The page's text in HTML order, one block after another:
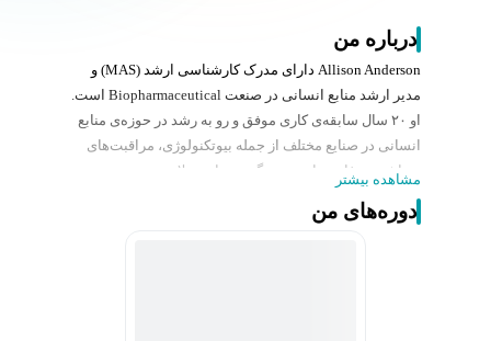
درباره من
Allison Anderson دارای مدرک کارشناسی ارشد (MAS) و
مدیر ارشد منابع انسانی در صنعت Biopharmaceutical است.
او ۲۰ سال سابقه‌ی کاری موفق و رو به رشد در حوزه‌ی منابع
انسانی در صنایع مختلف از جمله بیوتکنولوژی، مراقبت‌های
بهداشتی، دفاع جهانی و سرگرمی دارد. علاوه بر تجربه‌ی
کاری ارزشمند، او مدرک کارشناسی ارشد خود را در رشته‌ی
حقوق و سیاست سلامت دریافت کرده است. او در این زمینه
مشاهده بیشتر
دوره‌های من